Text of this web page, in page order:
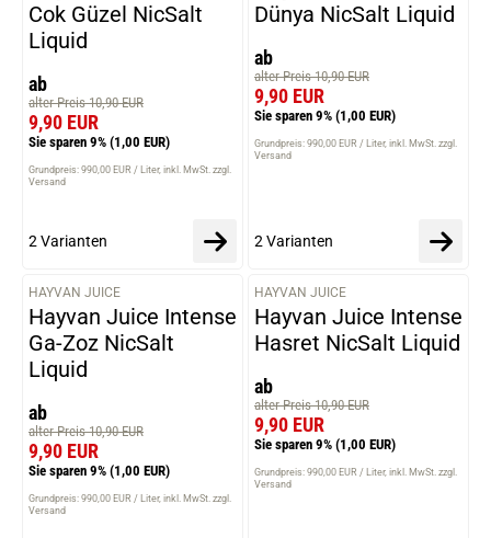
Cok Güzel NicSalt
Liquid
ab
alter Preis 10,90 EUR
9,90 EUR
Sie sparen 9% (1,00 EUR)
Grundpreis: 990,00 EUR / Liter inkl. MwSt. zzgl.
Versand
2 Varianten
Dünya NicSalt Liquid
ab
alter Preis 10,90 EUR
9,90 EUR
Sie sparen 9% (1,00 EUR)
Grundpreis: 990,00 EUR / Liter inkl. MwSt. zzgl.
Versand
2 Varianten
HAYVAN JUICE
Hayvan Juice Intense
Ga-Zoz NicSalt
Liquid
ab
alter Preis 10,90 EUR
9,90 EUR
Sie sparen 9% (1,00 EUR)
Grundpreis: 990,00 EUR / Liter inkl. MwSt. zzgl.
Versand
HAYVAN JUICE
Hayvan Juice Intense
Hasret NicSalt Liquid
ab
alter Preis 10,90 EUR
9,90 EUR
Sie sparen 9% (1,00 EUR)
Grundpreis: 990,00 EUR / Liter inkl. MwSt. zzgl.
Versand